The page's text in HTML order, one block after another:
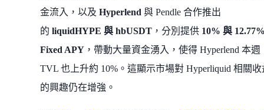
金流入，以及 Hyperlend 與 Pendle 合作推出
的 liquidHYPE 與 hbUSDT ，分別提供 10% 與
Fixed APY ，帶動大量資金湧入，使得 Hyperlend 本週
TVL 也上升約 10%。這顯示市場對 Hyperliquid 相關收
的興趣仍在增強。